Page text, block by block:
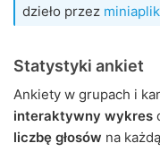
dzieło przez
Statystyki ankiet
Ankiety w grupach i
interaktywny wykres
liczbę głosów na